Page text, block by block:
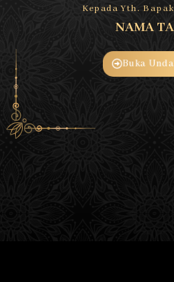
Kepada Yth.
NAMA
Buka